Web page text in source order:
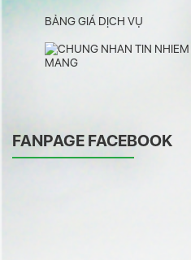
BẢNG GIÁ DỊCH VỤ
FANPAGE FACEBOOK